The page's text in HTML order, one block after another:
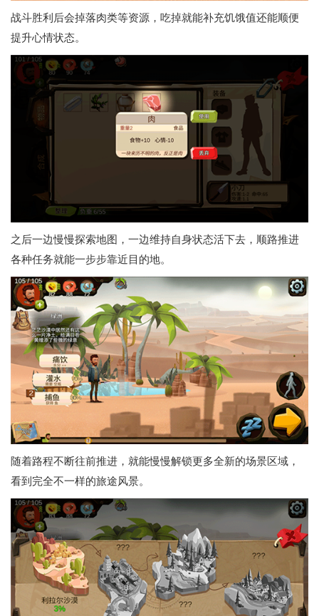
战斗胜利后会掉落肉类等资源，吃掉就能补充饥饿值还能顺便
提升心情状态。
之后一边慢慢探索地图，一边维持自身状态活下去，顺路推进
各种任务就能一步步靠近目的地。
随着路程不断往前推进，就能慢慢解锁更多全新的场景区域，
看到完全不一样的旅途风景。